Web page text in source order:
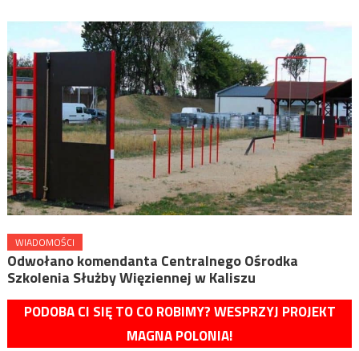
WIADOMOŚCI
Odwołano komendanta Centralnego Ośrodka
Szkolenia Służby Więziennej w Kaliszu
PODOBA CI SIĘ TO CO ROBIMY? WESPRZYJ PROJEKT
MAGNA POLONIA!